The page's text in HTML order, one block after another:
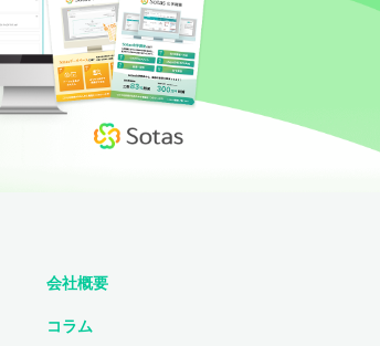
会社概要
コラム